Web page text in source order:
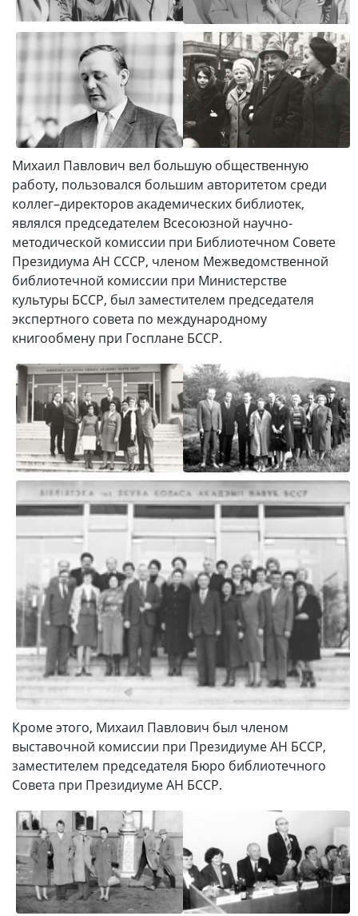
Михаил Павлович вел большую общественную
работу, пользовался большим авторитетом среди
коллег–директоров академических библиотек,
являлся председателем Всесоюзной научно-
методической комиссии при Библиотечном Совете
Президиума АН СССР, членом Межведомственной
библиотечной комиссии при Министерстве
культуры БССР, был заместителем председателя
экспертного совета по международному
книгообмену при Госплане БССР.
Кроме этого, Михаил Павлович был членом
выставочной комиссии при Президиуме АН БССР,
заместителем председателя Бюро библиотечного
Совета при Президиуме АН БССР.